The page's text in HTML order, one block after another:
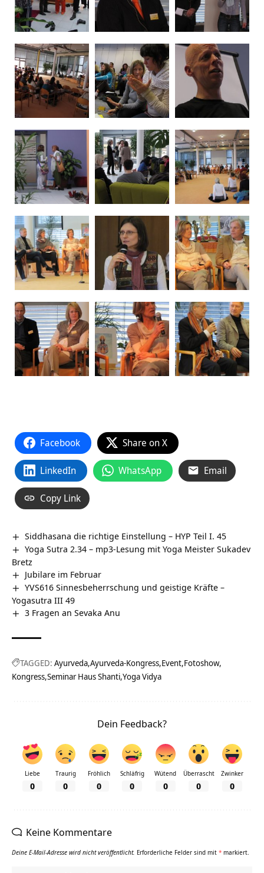
Facebook Share on X
LinkedIn WhatsApp Email
Copy Link
Siddhasana die richtige Einstellung – HYP Teil I. 45
Yoga Sutra 2.34 – mp3-Lesung mit Yoga Meister Sukadev
Bretz
Jubilare im Februar
YVS616 Sinnesbeherrschung und geistige Kräfte –
Yogasutra III 49
3 Fragen an Sevaka Anu
TAGGED: Ayurveda Ayurveda-Kongress Event Fotoshow
Kongress Seminar Haus Shanti Yoga Vidya
Dein Feedback?
Liebe
0
Traurig
0
Fröhlich
0
Schläfrig
0
Wütend
0
Überrascht
0
Zwinker
0
Keine Kommentare
Deine E-Mail-Adresse wird nicht veröffentlicht. Erforderliche Felder sind mit * markiert.